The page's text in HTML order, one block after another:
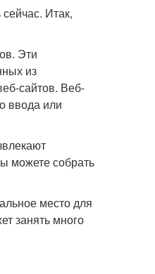
Итак,
Эти
из
сайтов. Веб-
ввода или
можете собрать
место для
занять много